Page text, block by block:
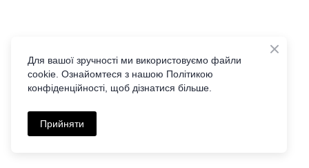
Buy now Buy now
Для вашої зручності ми використовуємо файли
cookie. Ознайомтеся з нашою Політикою
конфіденційності, щоб дізнатися більше.
Прийняти